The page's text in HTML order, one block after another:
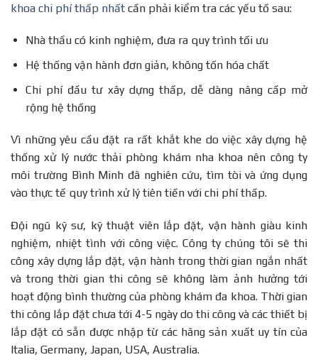
khoa chi phí thấp nhất cần phải kiểm tra các yếu tố sau:
Nhà thầu có kinh nghiệm, đưa ra quy trình tối ưu
Hệ thống vận hành đơn giản, không tốn hóa chất
Chi phí đầu tư xây dựng thấp, dễ dàng nâng cấp mở
rộng hệ thống
Vì những yêu cầu đặt ra rất khắt khe do việc xây dựng hệ
thống xử lý nước thải phòng khám nha khoa nên công ty
môi trường Bình Minh đã nghiên cứu, tìm tòi và ứng dụng
vào thực tế quy trình xử lý tiên tiến với chi phí thấp.
Đội ngũ kỹ sư, kỹ thuật viên lắp đặt, vận hành giàu kinh
nghiệm, nhiệt tình với công việc. Công ty chúng tôi sẽ thi
công xây dựng lắp đặt, vận hành trong thời gian ngắn nhất
và trong thời gian thi công sẽ không làm ảnh hưởng tới
hoạt động bình thường của phòng khám đa khoa. Thời gian
thi công lắp đặt chưa tới 4-5 ngày do thi công và các thiết bị
lắp đặt có sẵn được nhập từ các hãng sản xuất uy tín của
Italia, Germany, Japan, USA, Australia.